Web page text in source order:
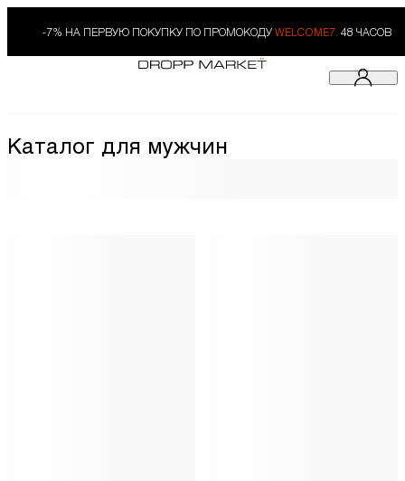
-7% НА ПЕРВУЮ ПОКУПКУ ПО ПРОМОКОДУ WELCOME7. 48 ЧАСОВ
Каталог для мужчин